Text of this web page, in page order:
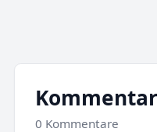
0 Kommentare